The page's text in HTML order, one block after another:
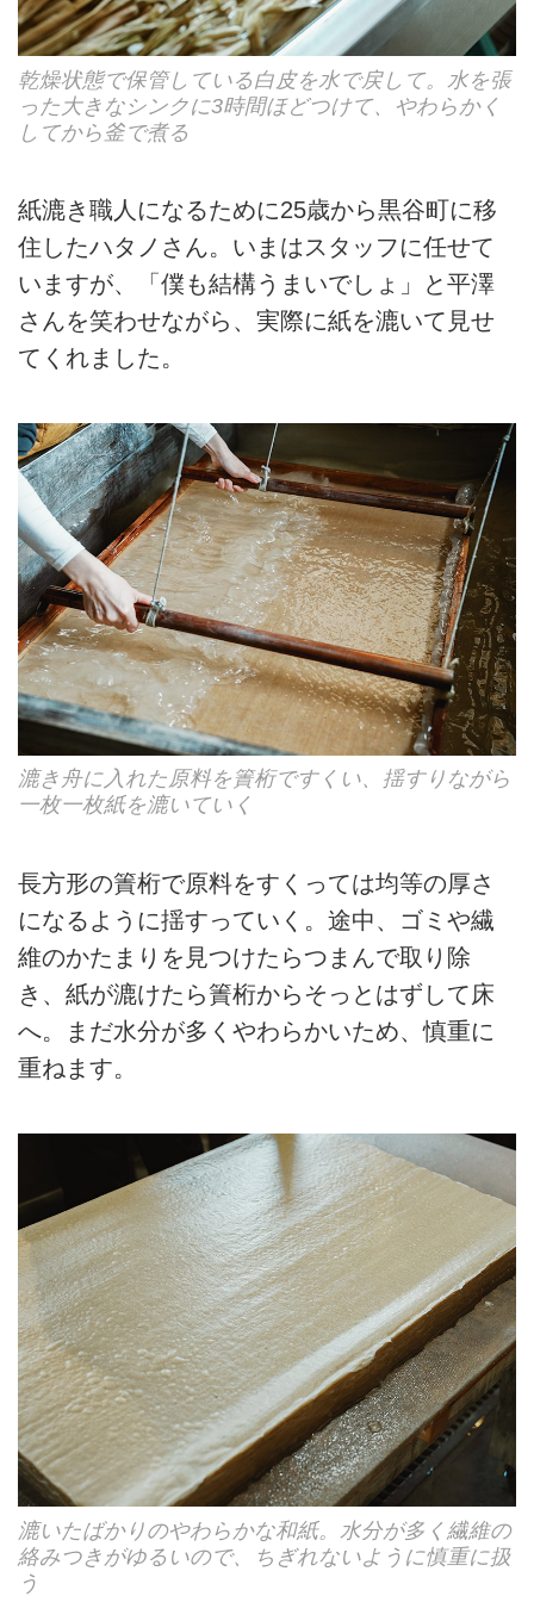
乾燥状態で保管している白皮を水で戻して。水を張
った大きなシンクに3時間ほどつけて、やわらかく
してから釜で煮る
紙漉き職人になるために25歳から黒谷町に移
住したハタノさん。いまはスタッフに任せて
いますが、「僕も結構うまいでしょ」と平澤
さんを笑わせながら、実際に紙を漉いて見せ
てくれました。
漉き舟に入れた原料を簀桁ですくい、揺すりながら
一枚一枚紙を漉いていく
長方形の簀桁で原料をすくっては均等の厚さ
になるように揺すっていく。途中、ゴミや繊
維のかたまりを見つけたらつまんで取り除
き、紙が漉けたら簀桁からそっとはずして床
へ。まだ水分が多くやわらかいため、慎重に
重ねます。
漉いたばかりのやわらかな和紙。水分が多く繊維の
絡みつきがゆるいので、ちぎれないように慎重に扱
う